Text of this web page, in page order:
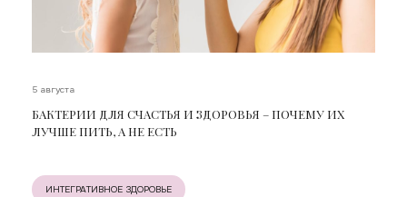
5 августа
БАКТЕРИИ ДЛЯ СЧАСТЬЯ И ЗДОРОВЬЯ – ПОЧЕМУ ИХ
ЛУЧШЕ ПИТЬ, А НЕ ЕСТЬ
ИНТЕГРАТИВНОЕ ЗДОРОВЬЕ